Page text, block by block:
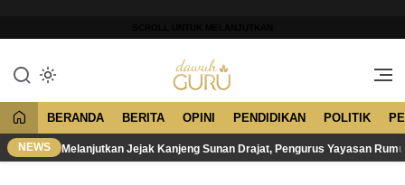
konten
Dawuh Guru
Merawat Tradisi, Membangun
BERANDA BERITA OPINI PENDIDIKAN POLITIK
NEWS Melanjutkan Jejak Kanjeng Sunan Drajat, Pengurus Yayasan